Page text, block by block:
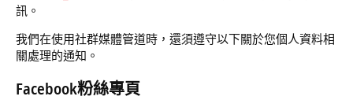
訊。
我們在使用社群媒體管道時，還須遵守以下關於您個人資料相
關處理的通知。
Facebook粉絲專頁